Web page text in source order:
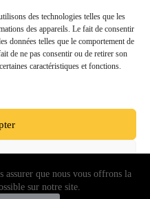
des technologies telles que les
des appareils. Le fait de consentir
données telles que le comportement de
de ne pas consentir ou de retirer son
caractéristiques et fonctions.
assurer que nous vous offrons la
sur notre site.
FRANCE SAS